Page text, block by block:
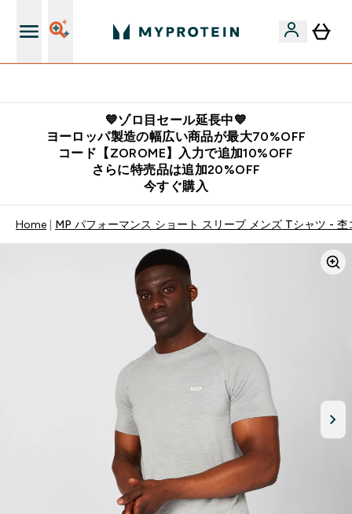
💙ゾロ目セール延長中💙
ヨーロッパ製造の幅広い商品が最大70%OFF
コード【ZOROME】入力で追加10%OFF
さらに特売品は追加20%OFF
今すぐ購入
Home MP パフォーマンス ショート スリーブ メンズ Tシャツ - 杢